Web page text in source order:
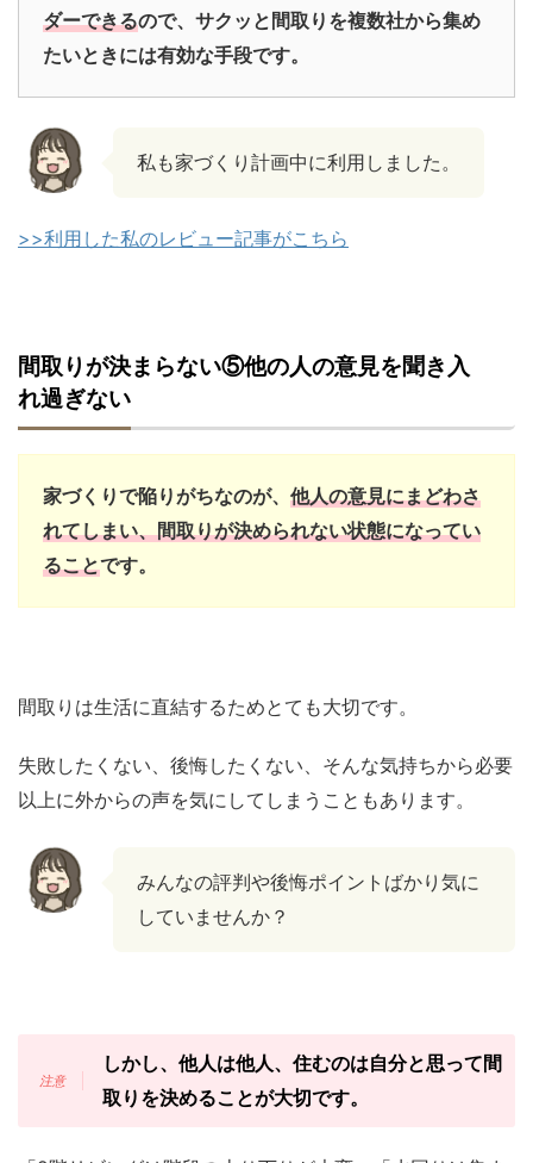
ダーできるので、サクッと間取りを複数社から集め
たいときには有効な手段です。
私も家づくり計画中に利用しました。
>>利用した私のレビュー記事がこちら
間取りが決まらない⑤他の人の意見を聞き入
れ過ぎない
家づくりで陥りがちなのが、 他人の意見にまどわさ
れてしまい、間取りが決められない状態になってい
ることです。
間取りは生活に直結するためとても大切です。
失敗したくない、後悔したくない、そんな気持ちから必要
以上に外からの声を気にしてしまうこともあります。
みんなの評判や後悔ポイントばかり気に
していませんか？
しかし、他人は他人、住むのは自分と思って間
取りを決めることが大切です。